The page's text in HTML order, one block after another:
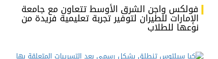
فولكس واجن الشرق الأوسط تتعاون مع جامعة
الإمارات للطيران لتوفير تجربة تعليمية فريدة من
نوعها للطلاب